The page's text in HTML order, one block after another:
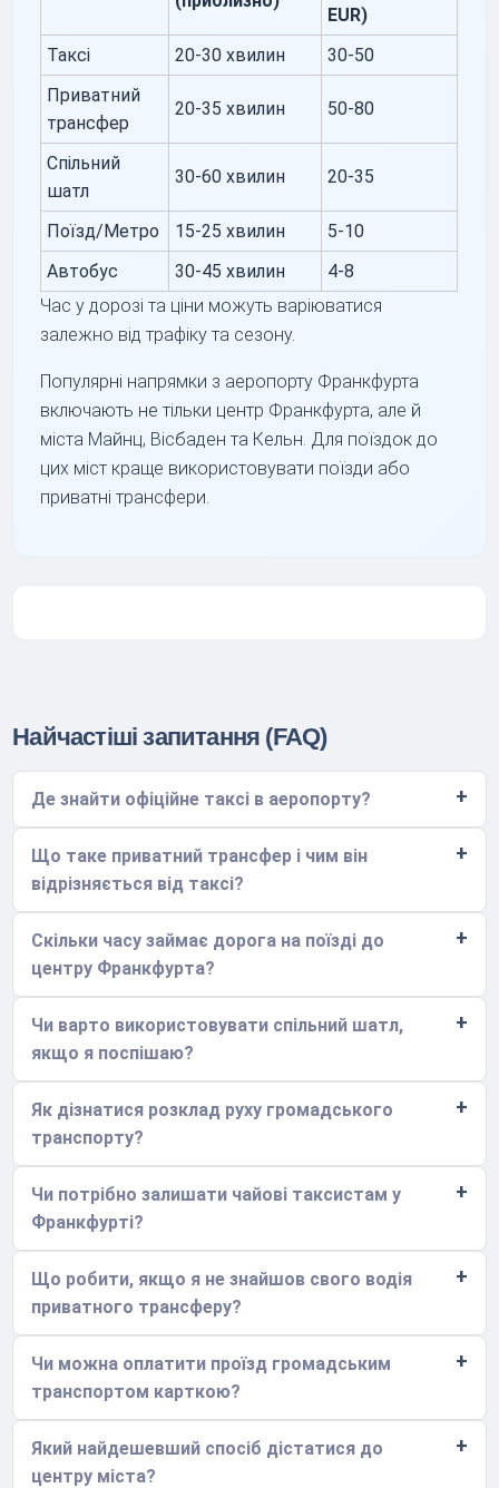
EUR)
Таксі
20-30 хвилин
30-50
Приватний
трансфер
20-35 хвилин 50-80
Спільний
шатл
30-60 хвилин 20-35
Поїзд/Метро 15-25 хвилин
5-10
Автобус
30-45 хвилин
4-8
Час у дорозі та ціни можуть варіюватися
залежно від трафіку та сезону.
Популярні напрямки з аеропорту Франкфурта
включають не тільки центр Франкфурта, але й
міста Майнц, Вісбаден та Кельн. Для поїздок до
цих міст краще використовувати поїзди або
приватні трансфери.
Найчастіші запитання (FAQ)
Де знайти офіційне таксі в аеропорту?
Що таке приватний трансфер і чим він
відрізняється від таксі?
Скільки часу займає дорога на поїзді до
центру Франкфурта?
Чи варто використовувати спільний шатл,
якщо я поспішаю?
Як дізнатися розклад руху громадського
транспорту?
Чи потрібно залишати чайові таксистам у
Франкфурті?
Що робити, якщо я не знайшов свого водія
приватного трансферу?
Чи можна оплатити проїзд громадським
транспортом карткою?
Який найдешевший спосіб дістатися до
центру міста?